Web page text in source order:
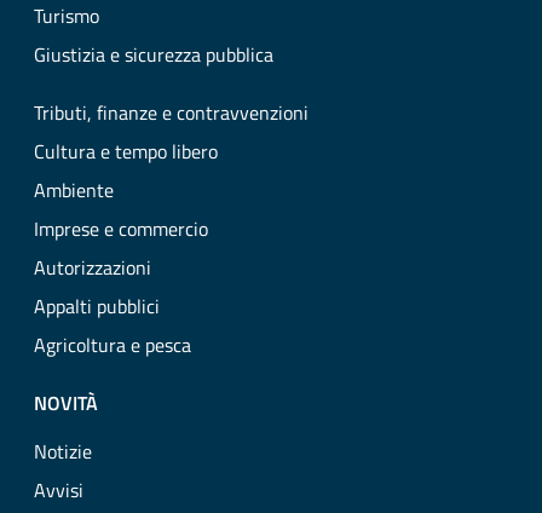
Turismo
Giustizia e sicurezza pubblica
Tributi, finanze e contravvenzioni
Cultura e tempo libero
Ambiente
Imprese e commercio
Autorizzazioni
Appalti pubblici
Agricoltura e pesca
NOVITÀ
Notizie
Avvisi